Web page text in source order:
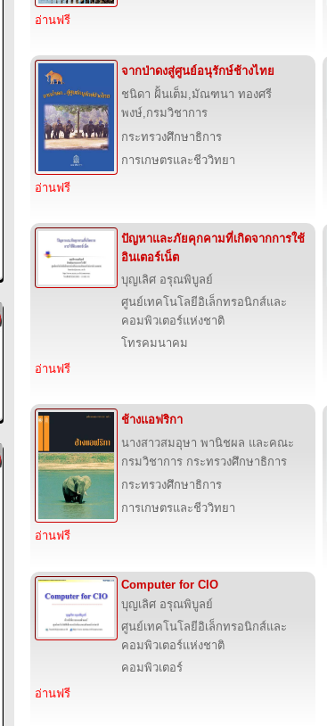
อ่านฟรี
จากป่าดงสู่ศูนย์อนุรักษ์ช้างไทย
ชนิดา ฝั้นเต็ม,มัณฑนา ทองศรี
พงษ์,กรมวิชาการ
กระทรวงศึกษาธิการ
การเกษตรและชีววิทยา
อ่านฟรี
ปัญหาและภัยคุกคามที่เกิดจากการใช้
อินเตอร์เน็ต
บุญเลิศ อรุณพิบูลย์
ศูนย์เทคโนโลยีอิเล็กทรอนิกส์และ
คอมพิวเตอร์แห่งชาติ
โทรคมนาคม
อ่านฟรี
ช้างแอฟริกา
นางสาวสมอุษา พานิชผล และคณะ
กรมวิชาการ กระทรวงศึกษาธิการ
กระทรวงศึกษาธิการ
การเกษตรและชีววิทยา
อ่านฟรี
Computer for CIO
บุญเลิศ อรุณพิบูลย์
ศูนย์เทคโนโลยีอิเล็กทรอนิกส์และ
คอมพิวเตอร์แห่งชาติ
คอมพิวเตอร์
อ่านฟรี